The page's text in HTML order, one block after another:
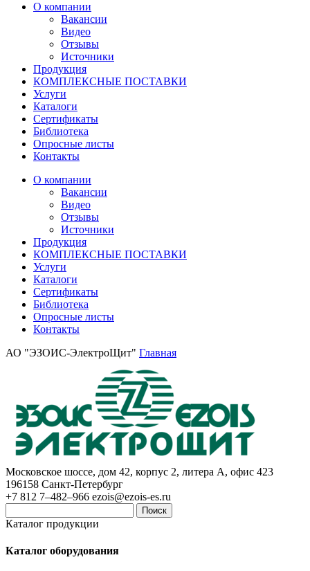
О компании
Вакансии
Видео
Отзывы
Источники
Продукция
КОМПЛЕКСНЫЕ ПОСТАВКИ
Услуги
Каталоги
Сертификаты
Библиотека
Опросные листы
Контакты
О компании
Вакансии
Видео
Отзывы
Источники
Продукция
КОМПЛЕКСНЫЕ ПОСТАВКИ
Услуги
Каталоги
Сертификаты
Библиотека
Опросные листы
Контакты
АО "ЭЗОИС-ЭлектроЩит" Главная
Московское шоссе, дом 42, корпус 2, литера А, офис 423
196158 Санкт-Петербург
+7 812 7–482–966 ezois@ezois-es.ru
Поиск
Каталог продукции
Каталог оборудования